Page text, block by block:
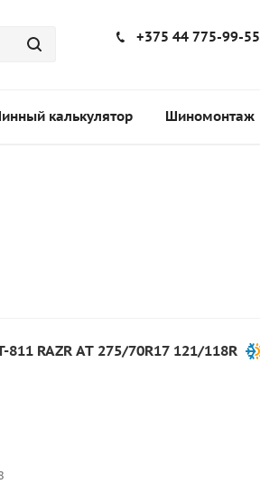
+375 44 775-99-55
калькулятор Шиномонтаж
RAZR AT 275/70R17 121/118R